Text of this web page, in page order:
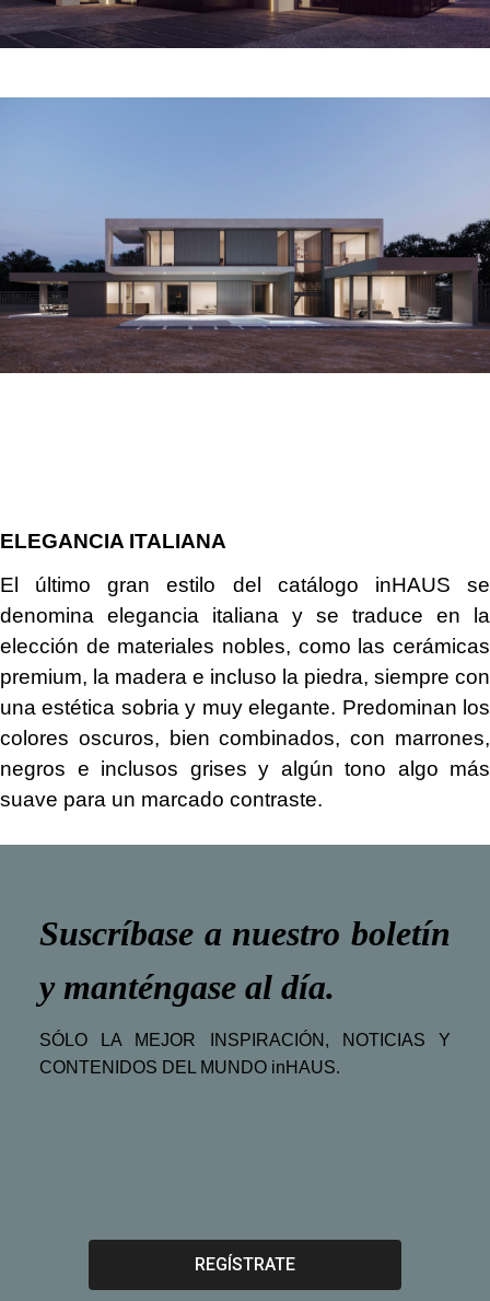
ELEGANCIA ITALIANA
El último gran estilo del catálogo inHAUS se
denomina elegancia italiana y se traduce en la
elección de materiales nobles, como las cerámicas
premium, la madera e incluso la piedra, siempre con
una estética sobria y muy elegante. Predominan los
colores oscuros, bien combinados, con marrones,
negros e inclusos grises y algún tono algo más
suave para un marcado contraste.
Suscríbase a nuestro boletín
y manténgase al día.
SÓLO LA MEJOR INSPIRACIÓN, NOTICIAS Y
CONTENIDOS DEL MUNDO inHAUS.
REGÍSTRATE